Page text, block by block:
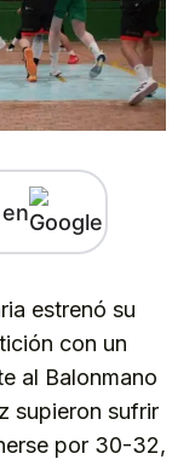
estrenó su
con un
al Balonmano
supieron sufrir
por 30-32,